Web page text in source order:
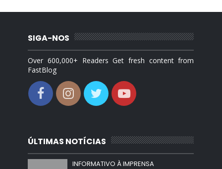
SIGA-NOS
Over 600,000+ Readers Get fresh content from
FastBlog
ÚLTIMAS NOTÍCIAS
INFORMATIVO À IMPRENSA